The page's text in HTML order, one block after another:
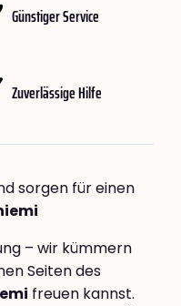
Günstiger Service
Zuverlässige Hilfe
sorgen für einen
– wir kümmern
Seiten des
freuen kannst.